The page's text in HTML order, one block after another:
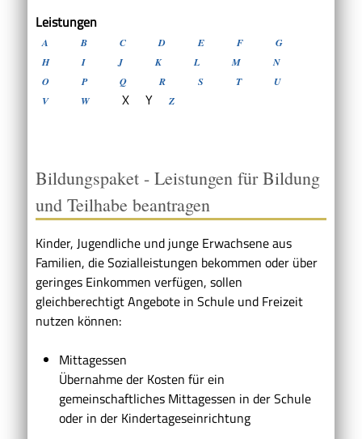
Leistungen
A B C D E F
G
H
I J K L M
N
O
P Q R S T
U
V
W X Y Z
Bildungspaket - Leistungen für Bildung
und Teilhabe beantragen
Kinder, Jugendliche und junge Erwachsene aus
Familien, die Sozialleistungen bekommen oder über
geringes Einkommen verfügen, sollen
gleichberechtigt Angebote in Schule und Freizeit
nutzen können:
Mittagessen
Übernahme der Kosten für ein
gemeinschaftliches Mittagessen in der Schule
oder in der Kindertageseinrichtung